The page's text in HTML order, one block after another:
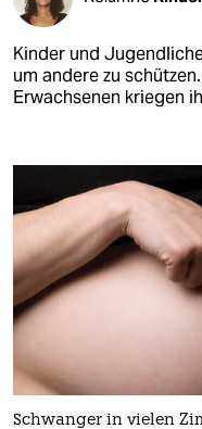
Kinder und
um andere zu
Erwachsenen kriegen
Schwanger in vielen